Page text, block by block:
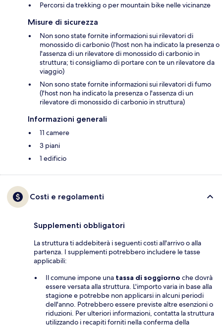
Percorsi da trekking o per mountain bike nelle vicinanze
Misure di sicurezza
Non sono state fornite informazioni sui rilevatori di
monossido di carbonio (l'host non ha indicato la presenza o
l'assenza di un rilevatore di monossido di carbonio in
struttura; ti consigliamo di portare con te un rilevatore da
viaggio)
Non sono state fornite informazioni sui rilevatori di fumo
(l'host non ha indicato la presenza o l'assenza di un
rilevatore di monossido di carbonio in struttura)
Informazioni generali
11 camere
3 piani
1 edificio
Costi e regolamenti
Supplementi obbligatori
La struttura ti addebiterà i seguenti costi all'arrivo o alla
partenza. I supplementi potrebbero includere le tasse
applicabili:
Il comune impone una tassa di soggiorno che dovrà
essere versata alla struttura. L'importo varia in base alla
stagione e potrebbe non applicarsi in alcuni periodi
dell'anno. Potrebbero essere previste altre esenzioni o
riduzioni. Per ulteriori informazioni, contatta la struttura
utilizzando i recapiti forniti nella conferma della